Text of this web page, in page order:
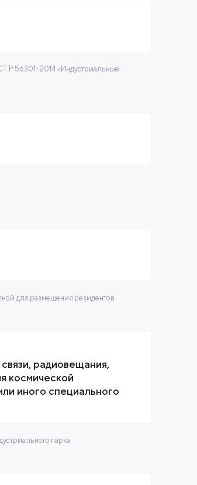
Р 56301-2014 «Индустриальные
для размещения резидентов
радиовещания,
космической
иного специального
парка